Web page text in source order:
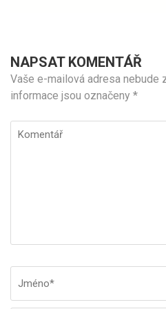
NAPSAT KOMENTÁŘ
Vaše e-mailová adresa nebude
informace jsou označeny *
Komentář